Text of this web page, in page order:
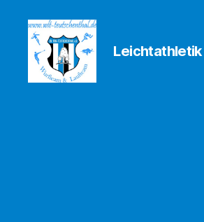
Leichtathletik